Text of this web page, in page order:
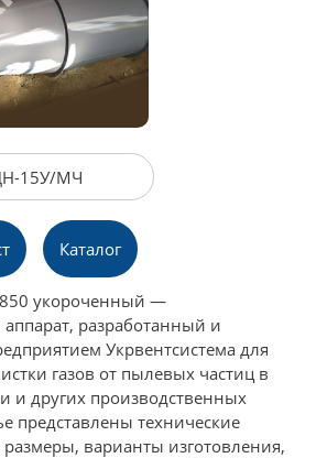
15У/МЧ
Каталог
укороченный —
разработанный и
Укрвентсистема для
газов от пылевых частиц в
и других производственных
представлены технические
размеры, варианты изготовления,